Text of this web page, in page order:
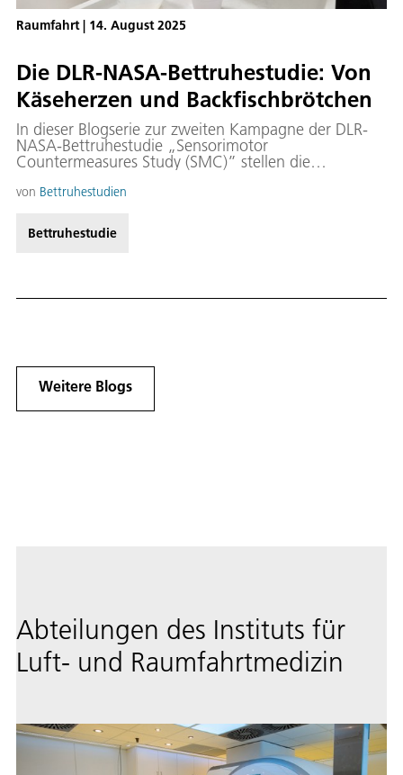
Raumfahrt| 14. August 2025
Die DLR-NASA-Bettruhestudie: Von
Käseherzen und Backfischbrötchen
In dieser Blogserie zur zweiten Kampagne der DLR-
NASA-Bettruhestudie „Sensorimotor
Countermeasures Study (SMC)” stellen die
Luft- und Raumfahrtmedizin in Köln vor allem die
dahinter vor und zeigen, wie sie Maßnahmen
entwickeln, um den Menschen auf eine sichere
von Bettruhestudien
Bettruhestudie
Weitere Blogs
Abteilungen des Instituts für
Luft- und Raumfahrtmedizin